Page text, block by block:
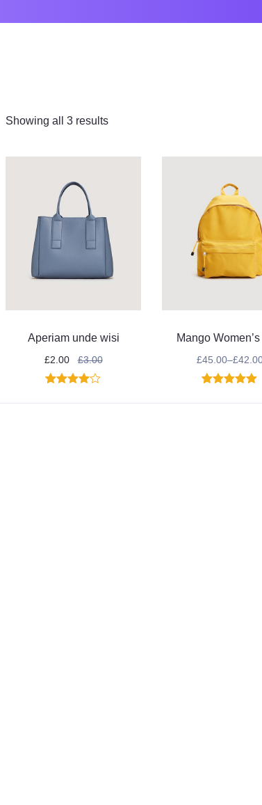
Showing all 3 results
Aperiam unde wisi
£3.00
£2.00
sur 5
Mango
£
–
£45.00
sur 5